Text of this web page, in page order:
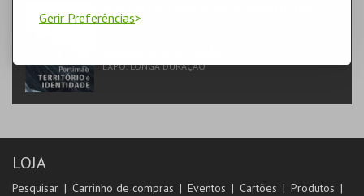
Gerir PreferênciasPORTIMÃO TERRITÓRIO E IDENTIDADE
TEATRO & ARTE | EXPOSIÇÃO
EXPO. LONGA DURAÇÃO
LOJA
Pesquisar Carrinho de compras Eventos Cartões
Produtos